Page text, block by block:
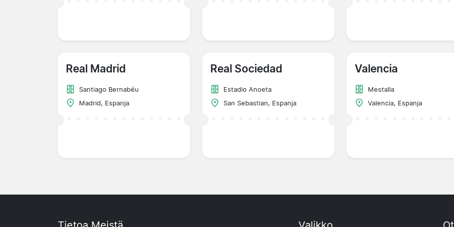
Real Madrid
Santiago Bernabéu
Madrid, Espanja
Real Sociedad
Estadio Anoeta
San Sebastian, Espanja
Valencia
Mestalla
Valencia, Espanja